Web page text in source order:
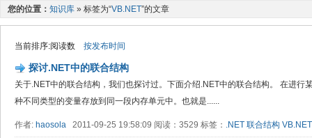
您的位置： 知识库 » 标签为“VB.NET”的文章
当前排序:阅读数 按发布时间
探讨.NET中的联合结构
关于.NET中的联合结构，我们也探讨过。下面介绍.NET中的联合结构。 在进行
种不同类型的变量存放到同一段内存单元中。也就是......
作者: haosola 2011-09-25 19:58:09 阅读：3529 标签： .NET 联合结构 VB.NET